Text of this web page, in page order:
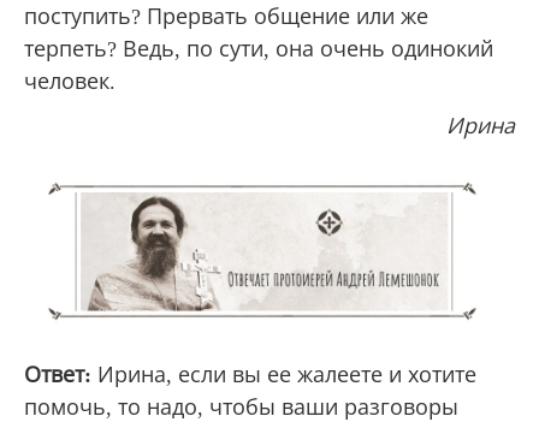
поступить? Прервать общение или же
терпеть? Ведь, по сути, она очень одинокий
человек.
Ирина
Ответ: Ирина, если вы ее жалеете и хотите
помочь, то надо, чтобы ваши разговоры